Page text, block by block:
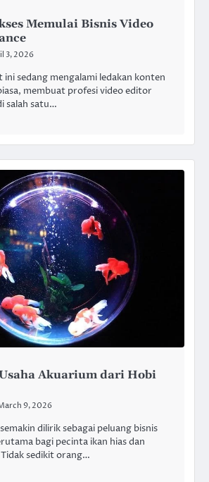
Memulai Bisnis Video
3, 2026
ini sedang mengalami ledakan konten
membuat profesi video editor
salah satu…
Akuarium dari Hobi
9, 2026
dilirik sebagai peluang bisnis
bagi pecinta ikan hias dan
sedikit orang…